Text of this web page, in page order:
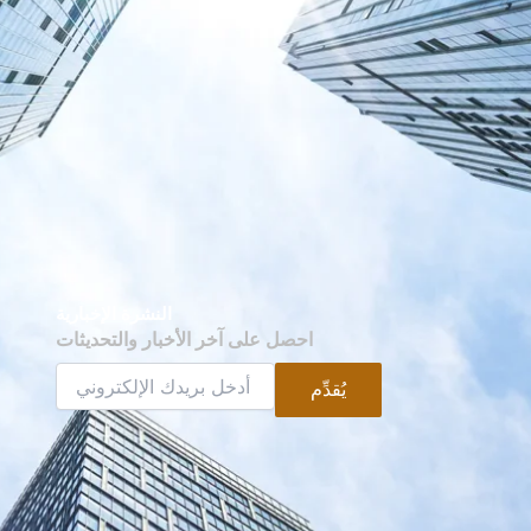
احصل على آخر الأخبار والتحديثات
يُقدِّم